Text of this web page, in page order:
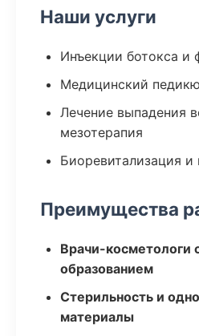
Наши услуги
Инъекции ботокса и
Медицинский
Лечение выпадения
мезотерапия
Биоревитализация и
Преимущества
Врачи-косметологи
образованием
Стерильность и
материалы